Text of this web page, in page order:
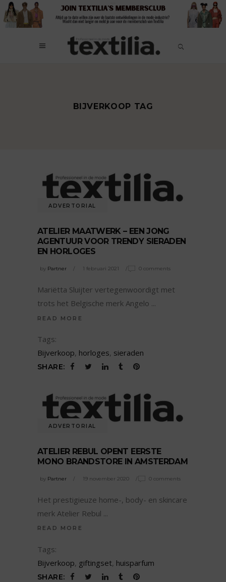
BIJVERKOOP TAG
ADVERTORIAL
ATELIER MAATWERK – EEN JONG
AGENTUUR VOOR TRENDY SIERADEN
EN HORLOGES
by Partner 1 februari 2021 0 comments
Mariëtta Sluijter vertegenwoordigt met
trots het Belgische merk Angelo
READ MORE
Tags:
Bijverkoop, horloges, sieraden
SHARE:
ADVERTORIAL
ATELIER REBUL OPENT EERSTE
MONO BRANDSTORE IN AMSTERDAM
by Partner 19 november 2020 0 comments
Het prestigieuze home-, body- en skincare
merk Atelier Rebul
READ MORE
Tags:
Bijverkoop, giftingset, huisparfum
SHARE: